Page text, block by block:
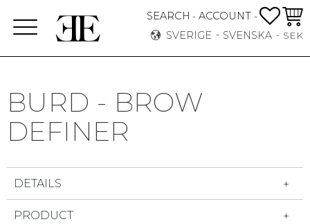
Meny
SEARCH - ACCOUNT -
SVERIGE
SVENSKA SEK
BURD - BROW
DEFINER
DETAILS
PRODUCT